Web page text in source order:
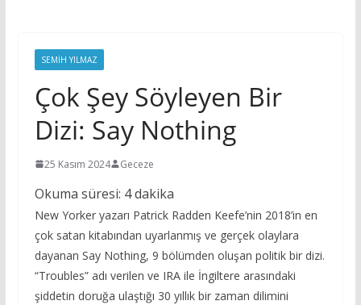
SEMIH YILMAZ
Çok Şey Söyleyen Bir
Dizi: Say Nothing
25 Kasım 2024 Geceze
Okuma süresi: 4dakika
New Yorker yazarı Patrick Radden Keefe’nin 2018’in en
çok satan kitabından uyarlanmış ve gerçek olaylara
dayanan Say Nothing, 9 bölümden oluşan politik bir dizi.
“Troubles” adı verilen ve IRA ile İngiltere arasındaki
şiddetin doruğa ulaştığı 30 yıllık bir zaman dilimini